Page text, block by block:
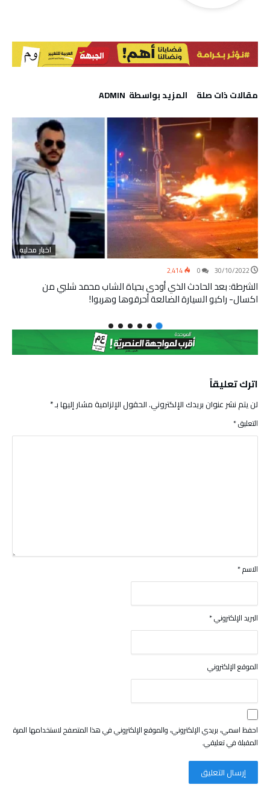
‫مقالات ذات صلة‬ ‫‫المزيد بواسطة‬ ‬ ADMIN
اخبار محليه
30/10/2022 2٬414
الشرطة: بعد الحادث الذي أودى بحياة الشاب محمد شلبي من
اكسال- راكبو السيارة الضالعة أحرقوها وهربوا!
اترك تعليقاً
لن يتم نشر عنوان بريدك الإلكتروني.الحقول الإلزامية مشار إليها بـ*
التعليق*
الاسم*
البريد الإلكتروني*
الموقع الإلكتروني
احفظ اسمي، بريدي الإلكتروني، والموقع الإلكتروني في هذا المتصفح لاستخدامها المرة
المقبلة في تعليقي.